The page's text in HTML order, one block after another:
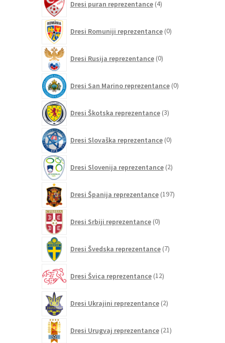
Dresi puran reprezentance 4izdelki
Dresi Romuniji reprezentance 0izdelkov
Dresi Rusija reprezentance 0izdelkov
Dresi San Marino reprezentance 0izdelkov
Dresi Škotska reprezentance 3izdelki
Dresi Slovaška reprezentance 0izdelkov
Dresi Slovenija reprezentance 2izdelka
Dresi Španija reprezentance 197izdelkov
Dresi Srbiji reprezentance 0izdelkov
Dresi Švedska reprezentance 7izdelkov
Dresi Švica reprezentance 12izdelkov
Dresi Ukrajini reprezentance 2izdelka
Dresi Urugvaj reprezentance 21izdelkov